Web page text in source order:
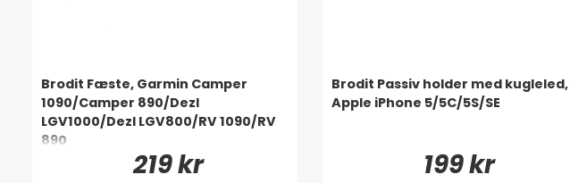
Brodit Fæste, Garmin Camper
1090/Camper 890/Dezl
LGV1000/Dezl LGV800/RV 1090/RV
890
219 kr
Brodit Passiv holder med kugleled,
Apple iPhone 5/5C/5S/SE
199 kr